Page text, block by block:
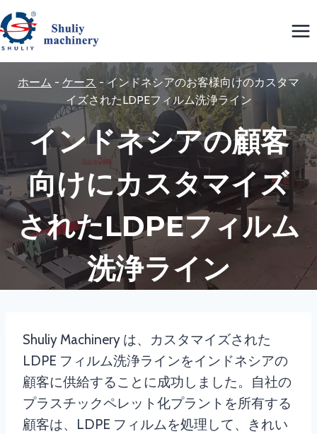
内
容
を
ッ
ホーム - ケース -インドネシアのお客様向けのカスタマ
イズされたLDPEフィルム洗浄ライン
インドネシアの顧客
向けにカスタマイズ
されたLDPEフィルム
洗浄ライン
Shuliy Machinery は、カスタマイズされた
LDPE フィルム洗浄ラインをインドネシアの
顧客に供給することに成功しました。自社の
プラスチックペレット化プラントを所有する
顧客は、LDPE フィルムを処理して、きれい